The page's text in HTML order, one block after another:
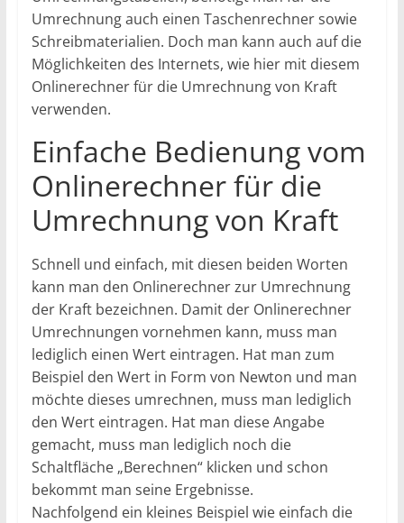
Umrechnung auch einen Taschenrechner sowie
Schreibmaterialien. Doch man kann auch auf die
Möglichkeiten des Internets, wie hier mit diesem
Onlinerechner für die Umrechnung von Kraft
verwenden.
Einfache Bedienung vom
Onlinerechner für die
Umrechnung von Kraft
Schnell und einfach, mit diesen beiden Worten
kann man den Onlinerechner zur Umrechnung
der Kraft bezeichnen. Damit der Onlinerechner
Umrechnungen vornehmen kann, muss man
lediglich einen Wert eintragen. Hat man zum
Beispiel den Wert in Form von Newton und man
möchte dieses umrechnen, muss man lediglich
den Wert eintragen. Hat man diese Angabe
gemacht, muss man lediglich noch die
Schaltfläche „Berechnen“ klicken und schon
bekommt man seine Ergebnisse.
Nachfolgend ein kleines Beispiel wie einfach die